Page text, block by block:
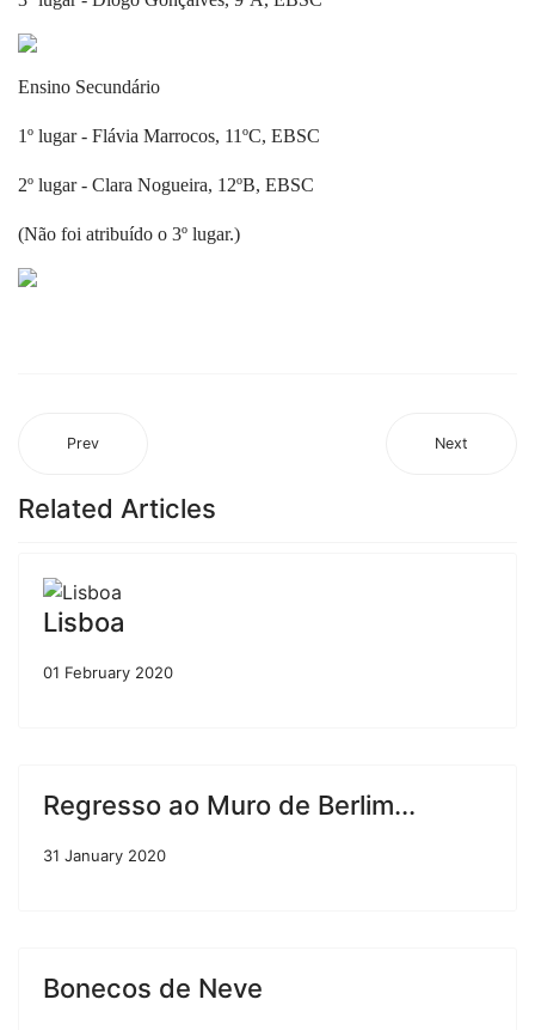
Ensino Secundário
1º lugar - Flávia Marrocos, 11ºC, EBSC
2º lugar - Clara Nogueira, 12ºB, EBSC
(Não foi atribuído o 3º lugar.)
Prev Next
Related Articles
Lisboa
01 February 2020
Regresso ao Muro de Berlim...
31 January 2020
Bonecos de Neve